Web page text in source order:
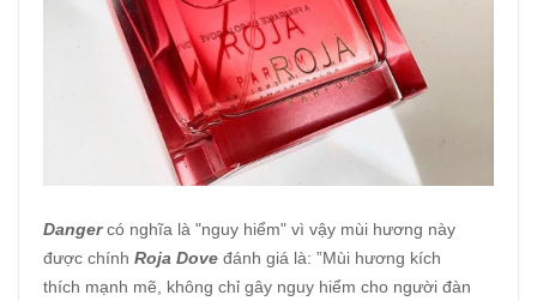
Dangercó nghĩa là "nguy hiểm" vì vậy mùi hương này
được chính Roja Dove đánh giá là: ”Mùi hương kích
thích mạnh mẽ, không chỉ gây nguy hiểm cho người đàn